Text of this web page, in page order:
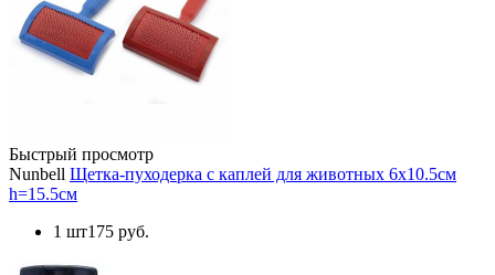
Быстрый просмотр
Nunbell Щетка-пуходерка с каплей для животных 6х10.5см
h=15.5см
1 шт175 руб.